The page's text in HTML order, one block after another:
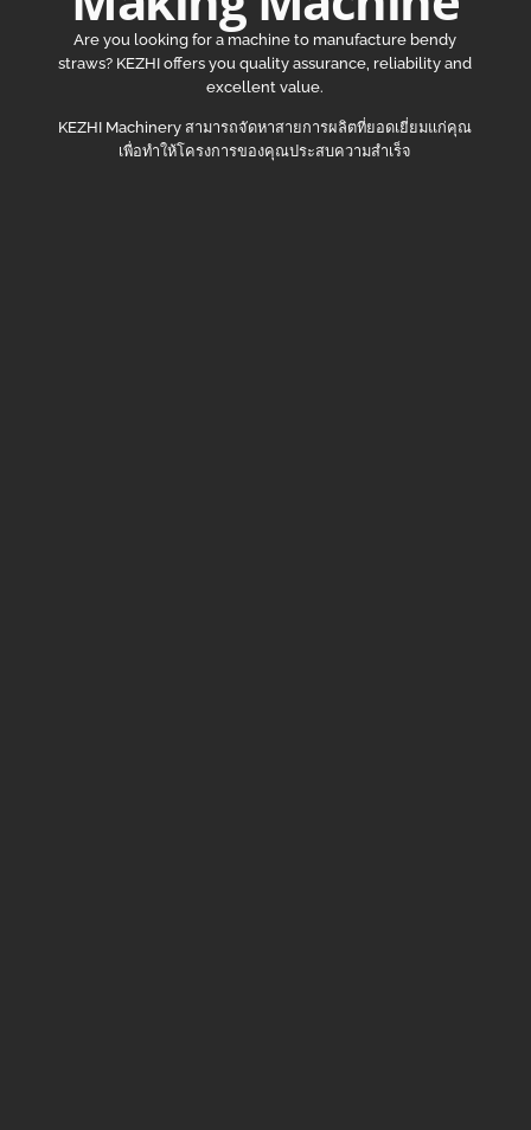
Are you looking for a machine to manufacture bendy
straws? KEZHI offers you quality assurance, reliability and
excellent value.
KEZHI Machinery สามารถจัดหาสายการผลิตที่ยอดเยี่ยมแก่คุณ
เพื่อทำให้โครงการของคุณประสบความสำเร็จ